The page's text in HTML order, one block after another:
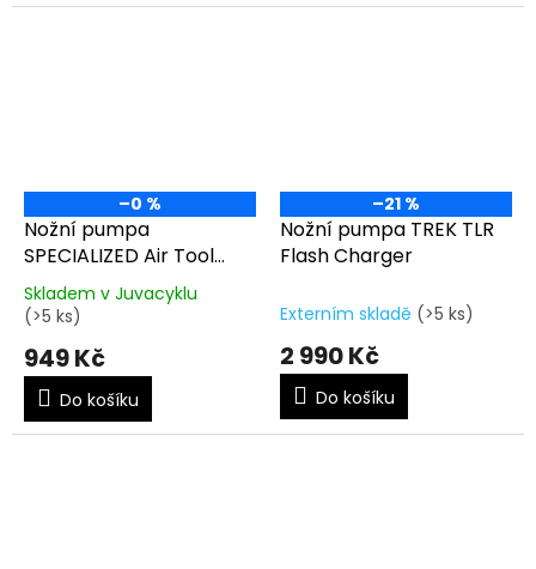
–0 %
Nožní pumpa
SPECIALIZED Air Tool
Sport SwitchHitter II
Floor Pump
Průměrné
hodnocení
produktu
je
4,5
z
Skladem v Juvacyklu
(>5 ks)
949 Kč
Do košíku
–21 %
Nožní pumpa TREK TLR
Flash Charger
Externím skladě (>5 ks)
2 990 Kč
Do košíku